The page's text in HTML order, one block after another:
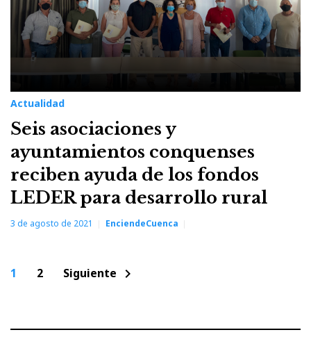
Actualidad
Seis asociaciones y
ayuntamientos conquenses
reciben ayuda de los fondos
LEDER para desarrollo rural
3 de agosto de 2021 EnciendeCuenca
Paginación
1 2 Siguiente chevron_right